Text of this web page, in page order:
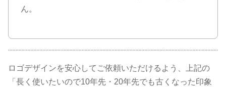
ん。
ロゴデザインを安心してご依頼いただけるよう、上記の
「長く使いたいので10年先・20年先でも古くなった印象